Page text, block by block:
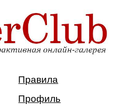
Правила
Профиль